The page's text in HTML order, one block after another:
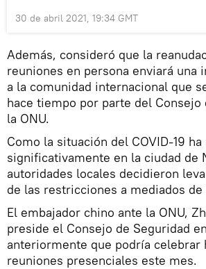
30 de abril 2021, 19:34 GMT
Además, consideró que la
reuniones en persona enviará una
a la comunidad internacional que
hace tiempo por parte del Consejo
la ONU.
Como la situación del COVID-19
significativamente en la ciudad de
autoridades locales decidieron
de las restricciones a mediados de
El embajador chino ante la ONU,
preside el Consejo de Seguridad
anteriormente que podría celebrar
reuniones presenciales este mes.